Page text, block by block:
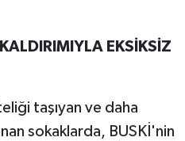
EKSİKSİZ
taşıyan ve daha
sokaklarda, BUSKİ'nin